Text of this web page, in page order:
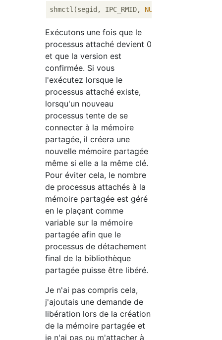
shmctl(segid, IPC_RMID, NULL
Exécutons une fois que le
processus attaché devient 0
et que la version est
confirmée. Si vous
l'exécutez lorsque le
processus attaché existe,
lorsqu'un nouveau
processus tente de se
connecter à la mémoire
partagée, il créera une
nouvelle mémoire partagée
même si elle a la même clé.
Pour éviter cela, le nombre
de processus attachés à la
mémoire partagée est géré
en le plaçant comme
variable sur la mémoire
partagée afin que le
processus de détachement
final de la bibliothèque
partagée puisse être libéré.
Je n'ai pas compris cela,
j'ajoutais une demande de
libération lors de la création
de la mémoire partagée et
je n'ai pas pu m'attacher à